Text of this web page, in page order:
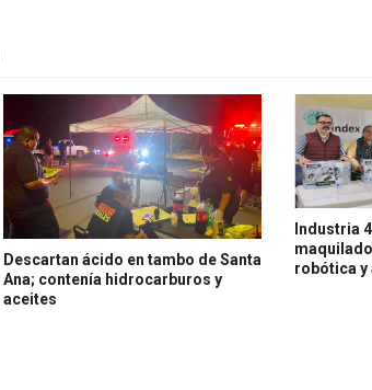
Descartan ácido en tambo de Santa
Ana; contenía hidrocarburos y
aceites
Industria
robótica y